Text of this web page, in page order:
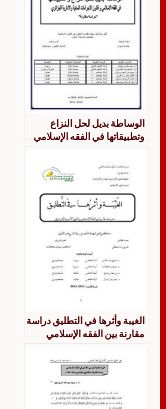
الوساطة بديل لحل النزاع
وتطبيقاتها في الفقه الإسلامي
والإدارية الجزائري دراسة
مقارنة
الغيبة وأثرها في التطليق دراسة
مقارنة بين الفقه الإسلامي